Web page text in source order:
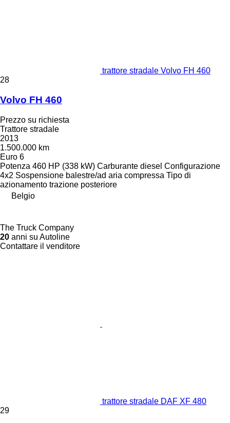
trattore stradale Volvo FH 460
28
Volvo FH 460
Prezzo su richiesta
Trattore stradale
2013
1.500.000 km
Euro 6
Potenza 460 HP (338 kW) Carburante diesel Configurazione
4x2 Sospensione balestre/ad aria compressa Tipo di
azionamento trazione posteriore
Belgio
The Truck Company
20 anni su Autoline
Contattare il venditore
trattore stradale DAF XF 480
29